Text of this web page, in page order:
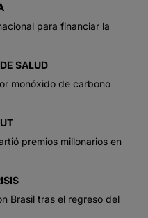
para financiar la
SALUD
monóxido de carbono
premios millonarios en
Brasil tras el regreso del